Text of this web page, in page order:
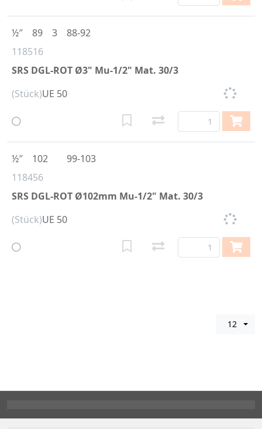
118516
SRS DGL-ROT Ø3" Mu-1/2" Mat. 30/3
½″ 89 3 88-92
(Stück)UE 50
118456
SRS DGL-ROT Ø102mm Mu-1/2" Mat. 30/3
½″ 102 99-103
(Stück)UE 50
12